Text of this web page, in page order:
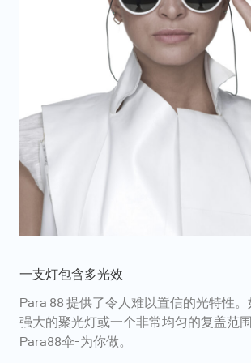
一支灯包含多光效
Para 88 提供了令人难以置信的光特性
强大的聚光灯或一个非常均匀的复盖范
Para88伞-为你做。